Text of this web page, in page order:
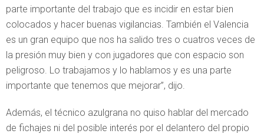
parte importante del trabajo que es incidir en estar bien
colocados y hacer buenas vigilancias. También el Valencia
es un gran equipo que nos ha salido tres o cuatros veces de
la presión muy bien y con jugadores que con espacio son
peligroso. Lo trabajamos y lo hablamos y es una parte
importante que tenemos que mejorar”, dijo.
Además, el técnico azulgrana no quiso hablar del mercado
de fichajes ni del posible interés por el delantero del propio